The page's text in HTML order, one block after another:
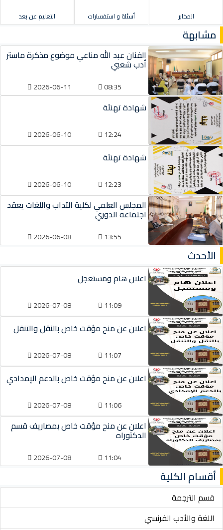
المخابر أسئلة و استفسارات التعليم عن بعد
مشابهة
الفنان عبد الله مناعي موضوع مذكرة ماستر
أدب شعبي
08:35
2026-06-11
شهادة تهنئة
12:24
2026-06-10
شهادة تهنئة
12:23
2026-06-10
المجلس العلمي لكلية الآداب واللغات يعقد
اجتماعه الدوري
13:55
2026-06-08
الأحدث
اعلان هام ومستعجل
11:09
2026-07-08
اعلان عن منح مؤقت خاص بالنقل والتنقل
11:07
2026-07-08
اعلان عن منح مؤقت خاص بالدعم الإمدادي
11:06
2026-07-08
اعلان عن منح مؤقت خاص بمصاريف قسم
الدكتوراه
11:04
2026-07-08
أقسام الكلية
قسم الترجمة
اللغة والأدب الفرنسي